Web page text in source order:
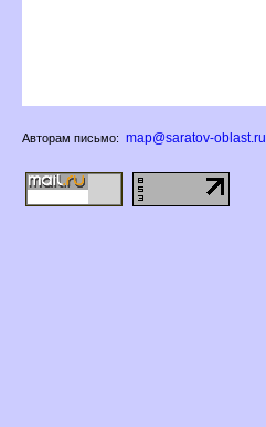
Авторам письмо: map@saratov-oblast.ru